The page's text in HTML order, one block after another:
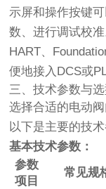
示屏和操作按键
数、进行调试校
HART、
便地接入DCS或
三、技术参数与
选择合适的电动
以下是主要的技
基本技术参数：
参数
项目
常见规